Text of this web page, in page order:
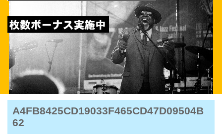
A4FB8425CD19033F465CD47D09504B
62